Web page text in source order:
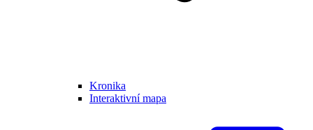
Kronika
Interaktivní mapa